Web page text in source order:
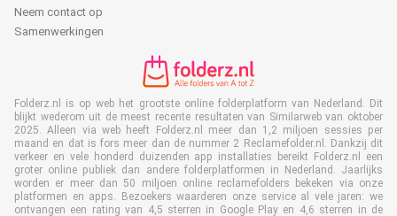
Neem contact op
Samenwerkingen
Folderz.nl is op web het grootste online folderplatform van Nederland. Dit
blijkt wederom uit de meest recente resultaten van Similarweb van oktober
2025. Alleen via web heeft Folderz.nl meer dan 1,2 miljoen sessies per
maand en dat is fors meer dan de nummer 2 Reclamefolder.nl. Dankzij dit
verkeer en vele honderd duizenden app installaties bereikt Folderz.nl een
groter online publiek dan andere folderplatformen in Nederland. Jaarlijks
worden er meer dan 50 miljoen online reclamefolders bekeken via onze
platformen en apps. Bezoekers waarderen onze service al vele jaren: we
ontvangen een rating van 4,5 sterren in Google Play en 4,6 sterren in de